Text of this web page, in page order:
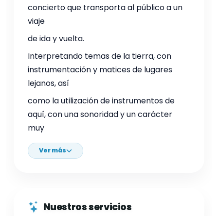
concierto que transporta al público a un
viaje
de ida y vuelta.
Interpretando temas de la tierra, con
instrumentación y matices de lugares
lejanos, así
como la utilización de instrumentos de
aquí, con una sonoridad y un carácter
muy
Ver más
Nuestros servicios